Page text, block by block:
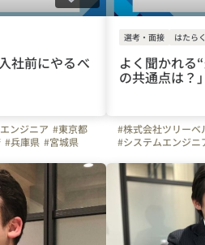
社前にやるべ
ンジニア #東京都
#兵庫県 #宮城県
選考・面接 はたら
よく聞かれ
の共通点は？」
#株式会社ツリーベ
#システムエンジニ
#三重県